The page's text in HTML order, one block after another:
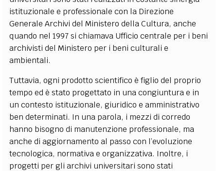
istituzionale e professionale con la Direzione
Generale Archivi del Ministero della Cultura, anche
quando nel 1997 si chiamava Ufficio centrale per i beni
archivisti del Ministero per i beni culturali e
ambientali.
Tuttavia, ogni prodotto scientifico è figlio del proprio
tempo ed è stato progettato in una congiuntura e in
un contesto istituzionale, giuridico e amministrativo
ben determinati. In una parola, i mezzi di corredo
hanno bisogno di manutenzione professionale, ma
anche di aggiornamento al passo con l’evoluzione
tecnologica, normativa e organizzativa. Inoltre, i
progetti per gli archivi universitari sono stati